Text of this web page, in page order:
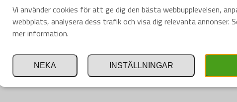
Vi använder cookies för att ge dig den bästa webbupplevelsen,
webbplats, analysera dess trafik och visa dig relevanta annonser.
mer information.
INSTÄLLNINGAR
NEKA